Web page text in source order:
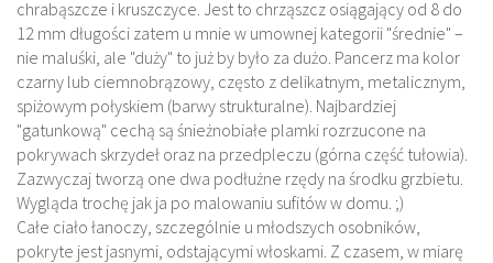
chrabąszcze i kruszczyce. Jest to chrząszcz osiągający od 8 do
12 mm długości zatem u mnie w umownej kategorii "średnie" –
nie maluśki, ale "duży" to już by było za dużo. Pancerz ma kolor
czarny lub ciemnobrązowy, często z delikatnym, metalicznym,
spiżowym połyskiem (barwy strukturalne). Najbardziej
"gatunkową" cechą są śnieżnobiałe plamki rozrzucone na
pokrywach skrzydeł oraz na przedpleczu (górna część tułowia).
Zazwyczaj tworzą one dwa podłużne rzędy na środku grzbietu.
Wygląda trochę jak ja po malowaniu sufitów w domu. ;)
Całe ciało łanoczy, szczególnie u młodszych osobników,
pokryte jest jasnymi, odstającymi włoskami. Z czasem, w miarę